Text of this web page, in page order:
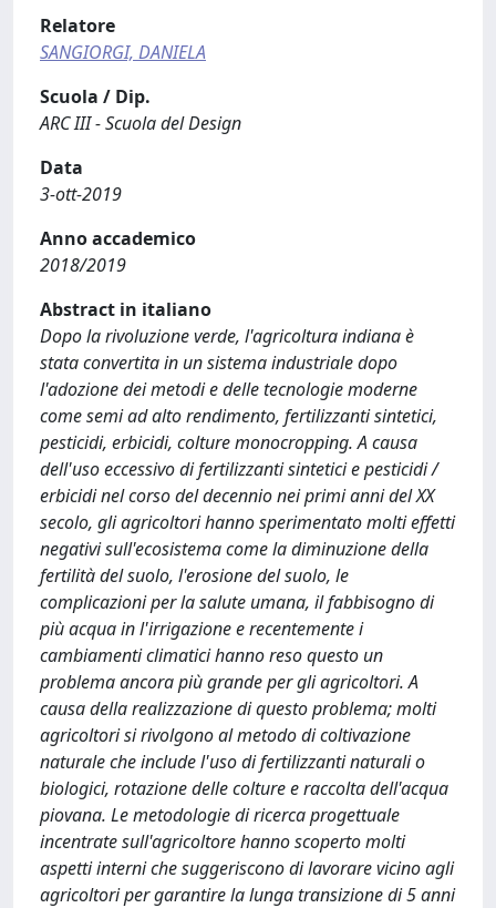
Relatore
SANGIORGI, DANIELA
Scuola / Dip.
ARC III - Scuola del Design
Data
3-ott-2019
Anno accademico
2018/2019
Abstract in italiano
Dopo la rivoluzione verde, l'agricoltura indiana è
stata convertita in un sistema industriale dopo
l'adozione dei metodi e delle tecnologie moderne
come semi ad alto rendimento, fertilizzanti sintetici,
pesticidi, erbicidi, colture monocropping. A causa
dell'uso eccessivo di fertilizzanti sintetici e pesticidi /
erbicidi nel corso del decennio nei primi anni del XX
secolo, gli agricoltori hanno sperimentato molti effetti
negativi sull'ecosistema come la diminuzione della
fertilità del suolo, l'erosione del suolo, le
complicazioni per la salute umana, il fabbisogno di
più acqua in l'irrigazione e recentemente i
cambiamenti climatici hanno reso questo un
problema ancora più grande per gli agricoltori. A
causa della realizzazione di questo problema; molti
agricoltori si rivolgono al metodo di coltivazione
naturale che include l'uso di fertilizzanti naturali o
biologici, rotazione delle colture e raccolta dell'acqua
piovana. Le metodologie di ricerca progettuale
incentrate sull'agricoltore hanno scoperto molti
aspetti interni che suggeriscono di lavorare vicino agli
agricoltori per garantire la lunga transizione di 5 anni